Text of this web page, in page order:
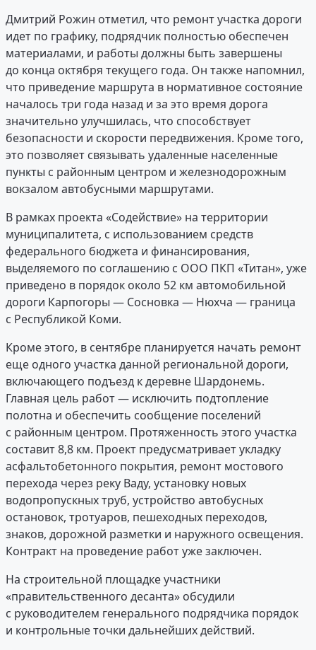
Дмитрий Рожин отметил, что ремонт участка дороги
идет по графику, подрядчик полностью обеспечен
материалами, и работы должны быть завершены
до конца октября текущего года. Он также напомнил,
что приведение маршрута в нормативное состояние
началось три года назад и за это время дорога
значительно улучшилась, что способствует
безопасности и скорости передвижения. Кроме того,
это позволяет связывать удаленные населенные
пункты с районным центром и железнодорожным
вокзалом автобусными маршрутами.
В рамках проекта «Содействие» на территории
муниципалитета, с использованием средств
федерального бюджета и финансирования,
выделяемого по соглашению с ООО ПКП «Титан», уже
приведено в порядок около 52 км автомобильной
дороги Карпогоры — Сосновка — Нюхча — граница
с Республикой Коми.
Кроме этого, в сентябре планируется начать ремонт
еще одного участка данной региональной дороги,
включающего подъезд к деревне Шардонемь.
Главная цель работ — исключить подтопление
полотна и обеспечить сообщение поселений
с районным центром. Протяженность этого участка
составит 8,8 км. Проект предусматривает укладку
асфальтобетонного покрытия, ремонт мостового
перехода через реку Ваду, установку новых
водопропускных труб, устройство автобусных
остановок, тротуаров, пешеходных переходов,
знаков, дорожной разметки и наружного освещения.
Контракт на проведение работ уже заключен.
На строительной площадке участники
«правительственного десанта» обсудили
с руководителем генерального подрядчика порядок
и контрольные точки дальнейших действий.